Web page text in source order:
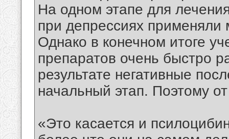
На одном этапе для
при депрессиях
Однако в конечном итоге
препаратов очень быстро
результате негативные
начальный этап. Поэтому
«Это касается и